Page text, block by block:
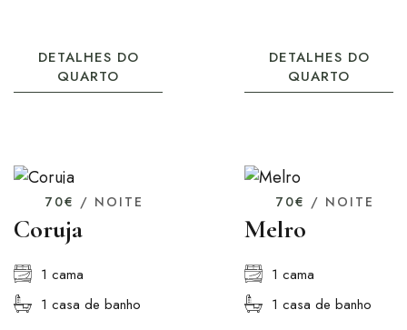
DETALHES DO
QUARTO
DETALHES DO
QUARTO
70€ / NOITE
Coruja
1 cama
1 casa de banho
70€ / NOITE
Melro
1 cama
1 casa de banho